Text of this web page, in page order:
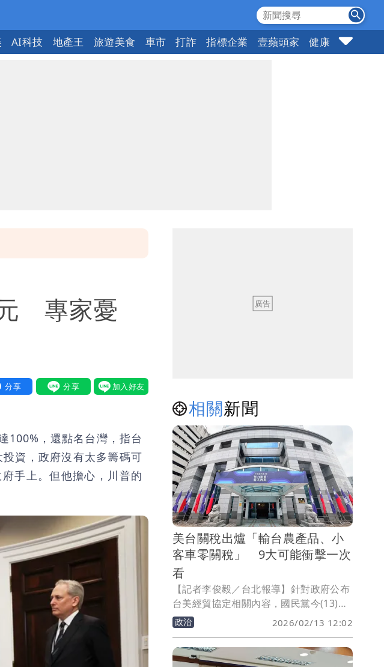
AI科技 地產王 旅遊美食 車市 打詐 指標企業 壹蘋頭家 健康 購物
專家憂
100%，還點名台灣，指台
資，政府沒有太多籌碼可
手上。但他擔心，川普的
相關新聞
美台關稅出爐「輸台農產品、小
客車零關稅」 9大可能衝擊一次
看
【記者李俊毅／台北報導】針對政府公布
台美經貿協定相關內容，國民黨今(13)日
表示，這次協定表面上談的是關稅，但實
際上牽動的是攸關食安民生以及勞工權益
的問題。國民黨將會在國會啟動嚴格的監
督機制，嚴格把關相關法規與執行細節，
政治 2026/02/13 12:02